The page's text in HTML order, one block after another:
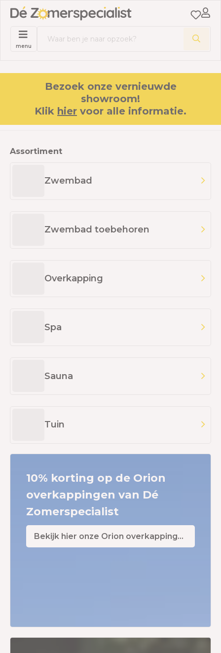
menu
Bezoek onze vernieuwde
showroom!
Klik hier voor alle informatie.
Assortiment
Zwembad
Zwembad toebehoren
Overkapping
Spa
Sauna
Tuin
10% korting op de Orion
overkappingen van Dé
Zomerspecialist
Bekijk hier onze Orion overkappingen!